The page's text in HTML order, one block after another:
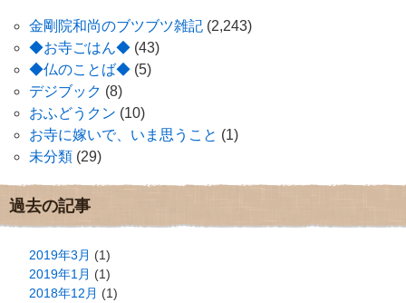
金剛院和尚のブツブツ雑記 (2,243)
◆お寺ごはん◆ (43)
◆仏のことば◆ (5)
デジブック (8)
おふどうクン (10)
お寺に嫁いで、いま思うこと (1)
未分類 (29)
過去の記事
2019年3月 (1)
2019年1月 (1)
2018年12月 (1)